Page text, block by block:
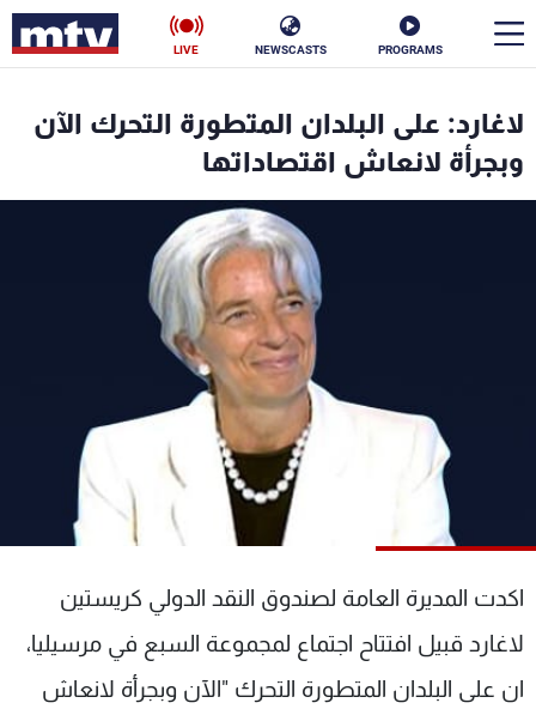
PROGRAMS
NEWSCASTS
LIVE
لاغارد: على البلدان المتطورة التحرك الآن
وبجرأة لانعاش اقتصاداتها
اكدت المديرة العامة لصندوق النقد الدولي كريستين
لاغارد قبيل افتتاح اجتماع لمجموعة السبع في مرسيليا،
ان على البلدان المتطورة التحرك "الآن وبجرأة لانعاش
الأخبار
ناس
فن
رياضة
جدول البرامج
الترددات
الإنـتـاج
تواصل معنا